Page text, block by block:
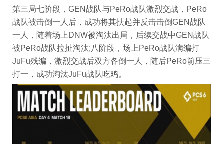
第三局七阶段，GEN战队与PeRo战队激烈交战，PeRo
战队被击倒一人后，成功将其扶起并反击击倒GEN战队
一人，随着场上DNW被淘汰出局，后续交战中GEN战队
被PeRo战队拉扯淘汰;八阶段，场上PeRo战队满编打
JuFu残编，激烈交战后双方各倒一人，随后PeRo前压三
打一，成功淘汰JuFu战队吃鸡。